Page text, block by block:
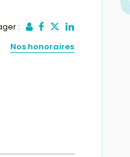
:
Nos honoraires